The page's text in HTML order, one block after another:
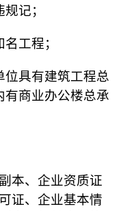
记；
工程；
位具有建筑工程总
有商业办公楼总承
本、企业资质证
证、企业基本情